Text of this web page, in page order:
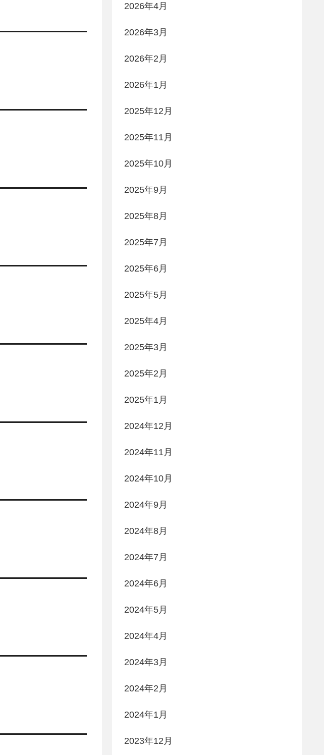
2026年4月
2026年3月
2026年2月
2026年1月
2025年12月
2025年11月
2025年10月
2025年9月
2025年8月
2025年7月
2025年6月
2025年5月
2025年4月
2025年3月
2025年2月
2025年1月
2024年12月
2024年11月
2024年10月
2024年9月
2024年8月
2024年7月
2024年6月
2024年5月
2024年4月
2024年3月
2024年2月
2024年1月
2023年12月